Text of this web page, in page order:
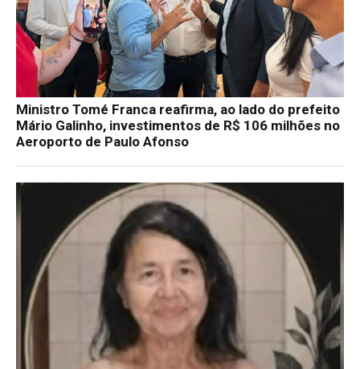
Ministro Tomé Franca reafirma, ao lado do prefeito
Mário Galinho, investimentos de R$ 106 milhões no
Aeroporto de Paulo Afonso